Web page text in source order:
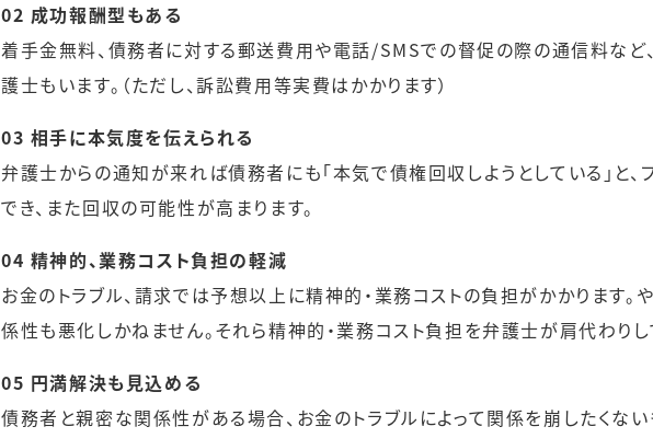
02 成功報酬型もある
着手金無料、債務者に対する郵送費用や電話/SMSでの督促の際の通信料など
護士もいます。（ただし、訴訟費用等実費はかかります）
03 相手に本気度を伝えられる
弁護士からの通知が来れば債務者にも「本気で債権回収しようとしている」と、
でき、また回収の可能性が高まります。
04 精神的、業務コスト負担の軽減
お金のトラブル、請求では予想以上に精神的・業務コストの負担がかかります。
係性も悪化しかねません。それら精神的・業務コスト負担を弁護士が肩代わりし
05 円満解決も見込める
債務者と親密な関係性がある場合、お金のトラブルによって関係を崩したくな